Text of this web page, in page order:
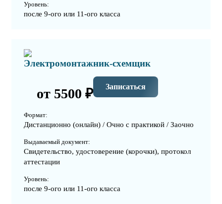
Уровень:
после 9-ого или 11-ого класса
Электромонтажник-схемщик
от 5500 ₽ Записаться
Формат:
Дистанционно (онлайн) / Очно с практикой / Заочно
Выдаваемый документ:
Свидетельство, удостоверение (корочки), протокол
аттестации
Уровень:
после 9-ого или 11-ого класса